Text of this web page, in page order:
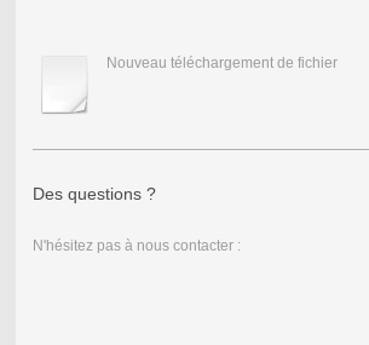
Nouveau téléchargement de fichier
Des questions ?
N'hésitez pas à nous contacter :